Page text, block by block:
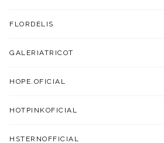
FLORDELIS
GALERIATRICOT
HOPE.OFICIAL
HOTPINKOFICIAL
HSTERNOFFICIAL